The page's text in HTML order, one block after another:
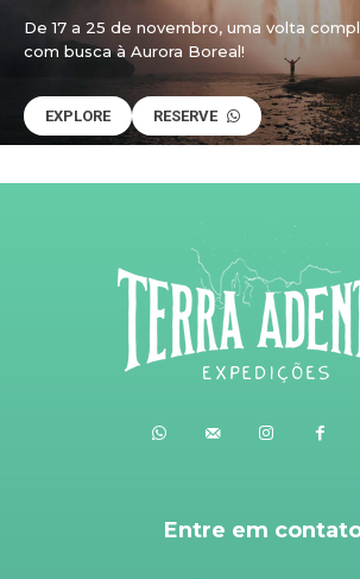
De 17 a 25 de novembro, uma volta
com busca à Aurora Boreal!
EXPLORE RESERVE
Entre em